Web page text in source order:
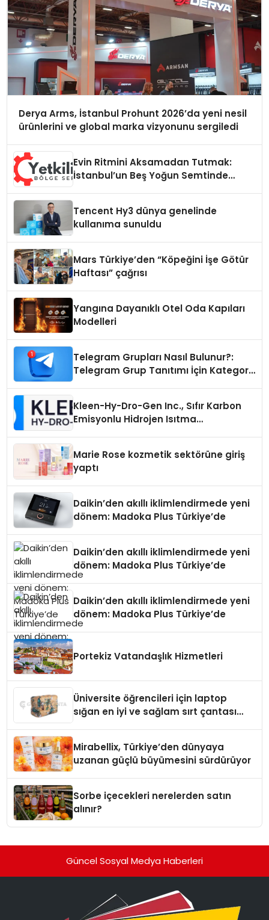
Derya Arms, İstanbul Prohunt 2026’da yeni nesil
ürünlerini ve global marka vizyonunu sergiledi
Evin Ritmini Aksamadan Tutmak:
İstanbul’un Beş Yoğun Semtinde
Tencent Hy3 dünya genelinde
kullanıma sunuldu
Mars Türkiye’den “Köpeğini İşe Götür
Haftası” çağrısı
Yangına Dayanıklı Otel Oda Kapıları
Modelleri
Telegram Grupları Nasıl Bulunur?:
Telegram Grup Tanıtımı İçin Kategori
Kleen-Hy-Dro-Gen Inc., Sıfır Karbon
Emisyonlu Hidrojen Isıtma
Marie Rose kozmetik sektörüne giriş
yaptı
Daikin’den akıllı iklimlendirmede yeni
dönem: Madoka Plus Türkiye’de
Daikin’den akıllı iklimlendirmede yeni
dönem: Madoka Plus Türkiye’de
Daikin’den akıllı iklimlendirmede yeni
dönem: Madoka Plus Türkiye’de
Portekiz Vatandaşlık Hizmetleri
Üniversite öğrencileri için laptop
sığan en iyi ve sağlam sırt çantası
Mirabellix, Türkiye’den dünyaya
uzanan güçlü büyümesini sürdürüyor
Sorbe içecekleri nerelerden satın
alınır?
Güncel Sosyal Medya Haberleri